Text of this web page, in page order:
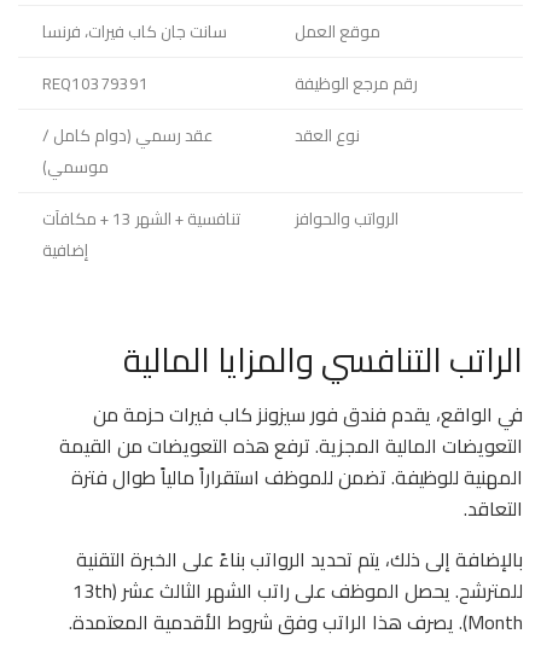
موقع العمل
سانت جان كاب فيرات، فرنسا
رقم مرجع الوظيفة
REQ10379391
نوع العقد
عقد رسمي (دوام كامل /
موسمي)
الرواتب والحوافز
تنافسية + الشهر 13 + مكافآت
إضافية
الراتب التنافسي والمزايا المالية
في الواقع، يقدم فندق فور سيزونز كاب فيرات حزمة من
التعويضات المالية المجزية. ترفع هذه التعويضات من القيمة
المهنية للوظيفة. تضمن للموظف استقراراً مالياً طوال فترة
التعاقد.
بالإضافة إلى ذلك، يتم تحديد الرواتب بناءً على الخبرة التقنية
للمترشح. يحصل الموظف على راتب الشهر الثالث عشر (13th
Month). يصرف هذا الراتب وفق شروط الأقدمية المعتمدة.